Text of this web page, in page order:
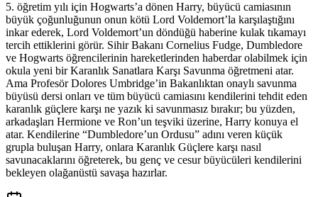
5. öğretim yılı için Hogwarts’a dönen Harry, büyücü camiasının
büyük çoğunluğunun onun kötü Lord Voldemort’la karşılaştığını
inkar ederek, Lord Voldemort’un döndüğü haberine kulak tıkamayı
tercih ettiklerini görür. Sihir Bakanı Cornelius Fudge, Dumbledore
ve Hogwarts öğrencilerinin hareketlerinden haberdar olabilmek için
okula yeni bir Karanlık Sanatlara Karşı Savunma öğretmeni atar.
Ama Profesör Dolores Umbridge’in Bakanlıktan onaylı savunma
büyüsü dersi onları ve tüm büyücü camiasını kendilerini tehdit eden
karanlık güçlere karşı ne yazık ki savunmasız bırakır; bu yüzden,
arkadaşları Hermione ve Ron’un teşviki üzerine, Harry konuya el
atar. Kendilerine “Dumbledore’un Ordusu” adını veren küçük
grupla buluşan Harry, onlara Karanlık Güçlere karşı nasıl
savunacaklarını öğreterek, bu genç ve cesur büyücüleri kendilerini
bekleyen olağanüstü savaşa hazırlar.